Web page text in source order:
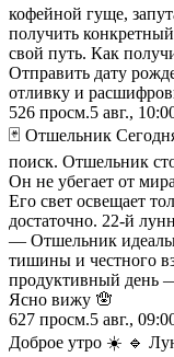
кофейной гуще,
получить
свой путь. Как
Отправить дату
отливку и
526 просм.5 авг.,
🃏 Отшельник
поиск. Отшельник
Он не убегает от
Его свет освещает
достаточно. 22-й
— Отшельник
тишины и честного
продуктивный день
Ясно вижу 🪬
627 просм.5 авг.,
Доброе утро ☀️ 🔹